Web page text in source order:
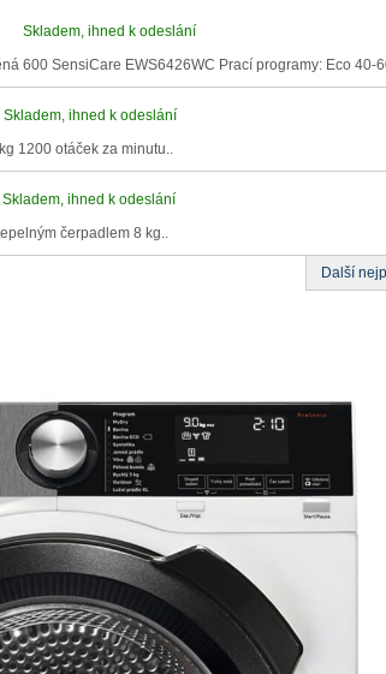
Skladem, ihned k odeslání
600 SensiCare EWS6426WC Prací programy: Eco 40-
Skladem, ihned k odeslání
1200 otáček za minutu..
Skladem, ihned k odeslání
čerpadlem 8 kg..
Další